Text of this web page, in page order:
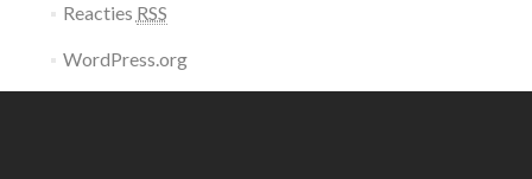
Reacties RSS
WordPress.org